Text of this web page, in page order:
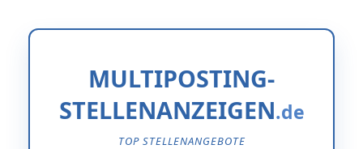
MULTIPOSTING-
STELLENANZEIGEN
TOP STELLENANGEBOTE